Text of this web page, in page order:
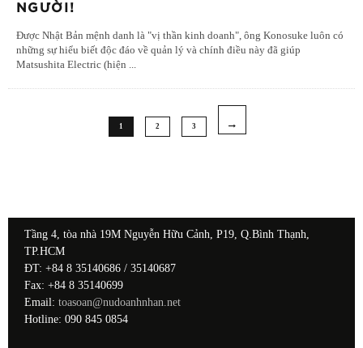
NGƯỜI!
Được Nhật Bản mệnh danh là "vị thần kinh doanh", ông Konosuke luôn có
những sự hiểu biết độc đáo về quản lý và chính điều này đã giúp
Matsushita Electric (hiện
1 2 3
Tầng 4, tòa nhà 19M Nguyễn Hữu Cảnh, P19, Q.Bình Thạnh,
TP.HCM
ĐT: +84 8 35140686 / 35140687
Fax: +84 8 35140699
Email: toasoan@nudoanhnhan.net
Hotline: 090 845 0854